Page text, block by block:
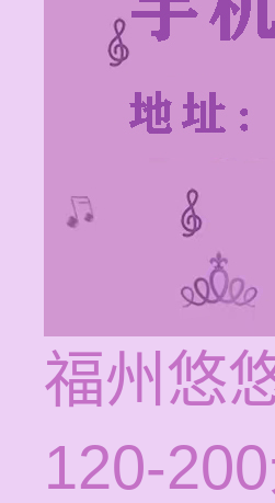
福州悠
120-